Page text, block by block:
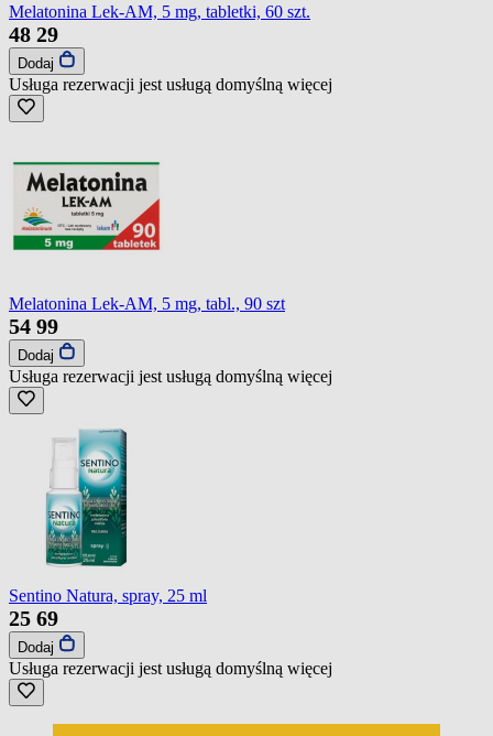
Melatonina Lek-AM, 5 mg, tabletki, 60 szt.
48 29
Dodaj
Usługa rezerwacji jest usługą domyślną więcej
Melatonina Lek-AM, 5 mg, tabl., 90 szt
54 99
Dodaj
Usługa rezerwacji jest usługą domyślną więcej
Sentino Natura, spray, 25 ml
25 69
Dodaj
Usługa rezerwacji jest usługą domyślną więcej